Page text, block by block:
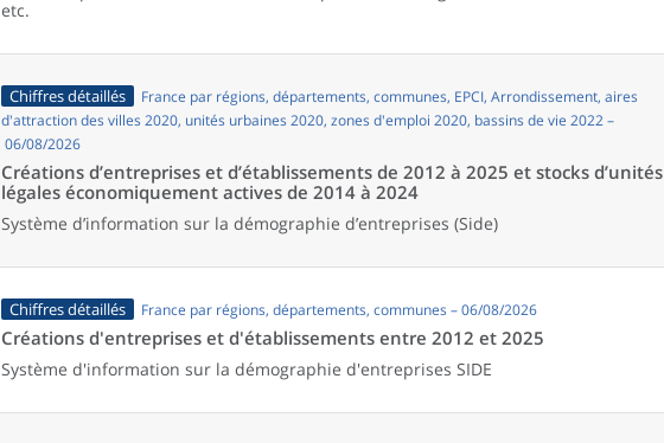
etc.
Chiffres détaillés
France par régions, départements, communes, EPCI, Arrondissement, aires
d'attraction des villes 2020, unités urbaines 2020, zones d'emploi 2020, bassins de vie 2022 –
06/08/2026
Créations d’entreprises et d’établissements de 2012 à 2025 et stocks d’unités
légales économiquement actives de 2014 à 2024
Système d’information sur la démographie d’entreprises (Side)
Chiffres détaillés France par régions, départements, communes – 06/08/2026
Créations d'entreprises et d'établissements entre 2012 et 2025
Système d'information sur la démographie d'entreprises SIDE